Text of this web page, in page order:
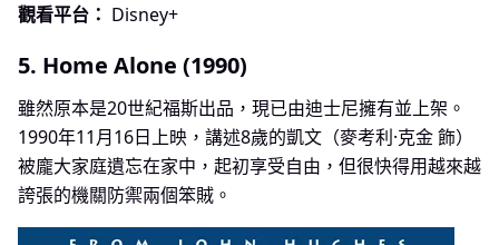
觀看平台： Disney+
5. Home Alone (1990)
雖然原本是20世紀福斯出品，現已由迪士尼擁有並上架。
1990年11月16日上映，講述8歲的凱文（麥考利·克金 飾）
被龐大家庭遺忘在家中，起初享受自由，但很快得用越來越
誇張的機關防禦兩個笨賊。